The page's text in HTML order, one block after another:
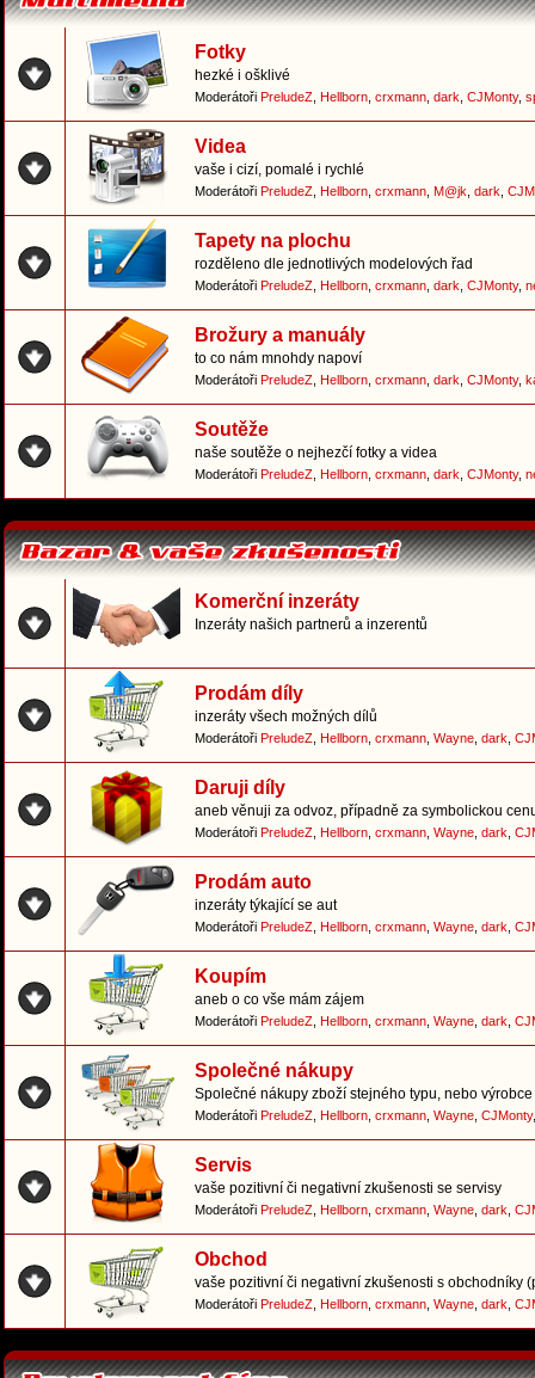
Fotky
hezké i ošklivé
Moderátoři PreludeZ Hellborn crxmann dark CJMonty,
Videa
vaše i cizí, pomalé i rychlé
Moderátoři PreludeZ Hellborn crxmann M@jk dark
Tapety na plochu
rozděleno dle jednotlivých modelových řad
Moderátoři PreludeZ Hellborn crxmann dark CJMonty,
Brožury a manuály
to co nám mnohdy napoví
Moderátoři PreludeZ Hellborn crxmann dark CJMonty,
Soutěže
naše soutěže o nejhezčí fotky a videa
Moderátoři PreludeZ Hellborn crxmann dark CJMonty,
Komerční inzeráty
Inzeráty našich partnerů a inzerentů
Prodám díly
inzeráty všech možných dílů
Moderátoři PreludeZ Hellborn crxmann Wayne dark
Daruji díly
aneb věnuji za odvoz, případně za symbolickou
Moderátoři PreludeZ Hellborn crxmann Wayne dark
Prodám auto
inzeráty týkající se aut
Moderátoři PreludeZ Hellborn crxmann Wayne dark
Koupím
aneb o co vše mám zájem
Moderátoři PreludeZ Hellborn crxmann Wayne dark
Společné nákupy
Společné nákupy zboží stejného typu, nebo
Moderátoři PreludeZ Hellborn crxmann Wayne CJMonty
Servis
vaše pozitivní či negativní zkušenosti se servisy
Moderátoři PreludeZ Hellborn crxmann Wayne dark
Obchod
vaše pozitivní či negativní zkušenosti s obchodníky
Moderátoři PreludeZ Hellborn crxmann Wayne dark